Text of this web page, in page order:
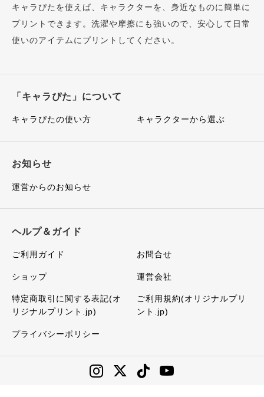
キャラぴたを使えば、キャラクターを、身近なものに簡単に
プリントできます。洗濯や摩擦にも強いので、安心して日常
使いのアイテムにプリントしてください。
「キャラぴた」について
キャラぴたの使い方 キャラクターから選ぶ
お知らせ
運営からのお知らせ
ヘルプ＆ガイド
ご利用ガイド お問合せ
ショップ 運営会社
特定商取引に関する表記(オ
リジナルプリント.jp)
ご利用規約(オリジナルプリ
ント.jp)
プライバシーポリシー